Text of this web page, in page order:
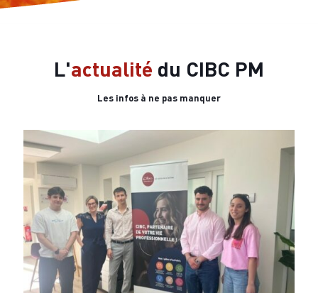
L'actualité du CIBC PM
Les infos à ne pas manquer